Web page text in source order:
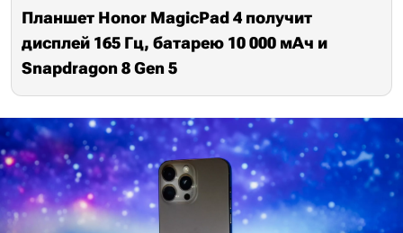
Планшет Honor MagicPad 4 получит
дисплей 165 Гц, батарею 10 000 мАч и
Snapdragon 8 Gen 5